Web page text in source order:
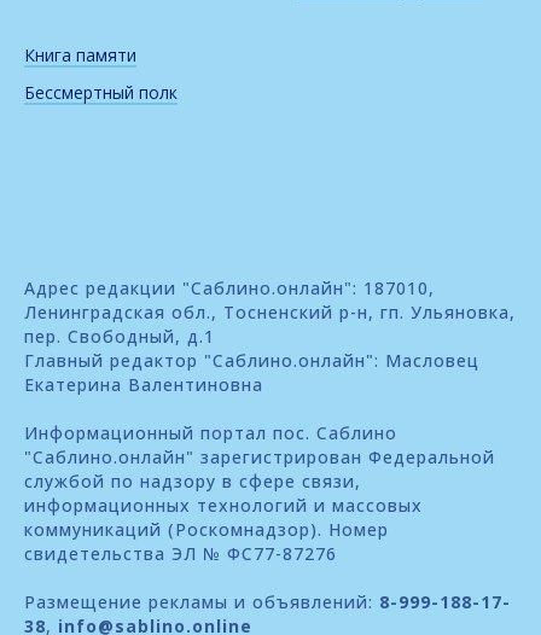
Книга памяти
Бессмертный полк
Адрес редакции "Саблино.онлайн": 187010,
Ленинградская обл., Тосненский р-н, гп. Ульяновка,
пер. Свободный, д.1
Главный редактор "Саблино.онлайн": Масловец
Екатерина Валентиновна
Информационный портал пос. Саблино
"Саблино.онлайн" зарегистрирован Федеральной
службой по надзору в сфере связи,
информационных технологий и массовых
коммуникаций (Роскомнадзор). Номер
свидетельства ЭЛ № ФС77-87276
Размещение рекламы и объявлений: 8-999-188-17-
38, info@sablino.online